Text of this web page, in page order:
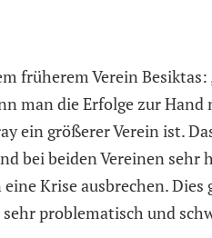
früherem Verein Besiktas:
man die Erfolge zur
ein größerer Verein ist.
bei beiden Vereinen sehr
Krise ausbrechen. Dies
problematisch und